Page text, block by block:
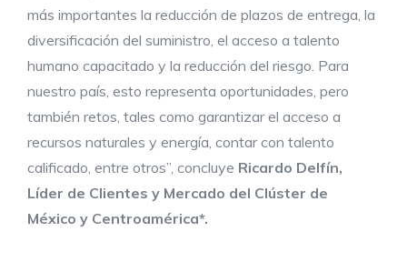
más importantes la reducción de plazos de entrega, la
diversificación del suministro, el acceso a talento
humano capacitado y la reducción del riesgo. Para
nuestro país, esto representa oportunidades, pero
también retos, tales como garantizar el acceso a
recursos naturales y energía, contar con talento
calificado, entre otros”, concluye Ricardo Delfín,
Líder de Clientes y Mercado del Clúster de
México y Centroamérica*.